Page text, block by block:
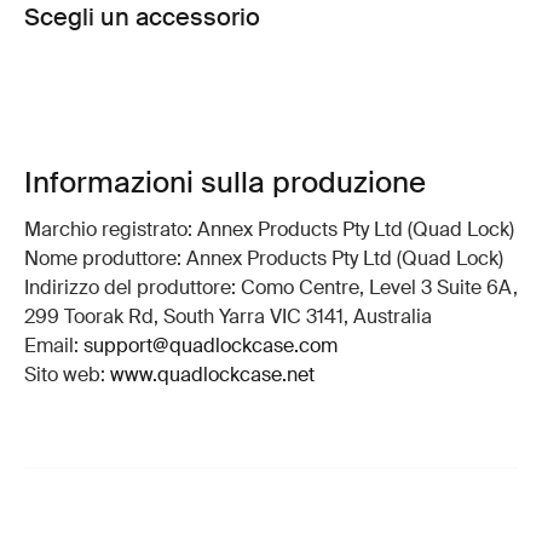
Scegli un accessorio
Informazioni sulla produzione
Marchio registrato: Annex Products Pty Ltd (Quad Lock)
Nome produttore: Annex Products Pty Ltd (Quad Lock)
Indirizzo del produttore: Como Centre, Level 3 Suite 6A,
299 Toorak Rd, South Yarra VIC 3141, Australia
Email: support@quadlockcase.com
Sito web: www.quadlockcase.net